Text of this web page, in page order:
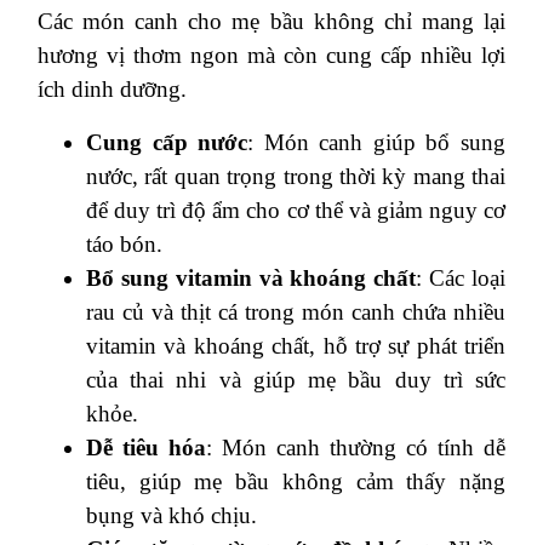
Các món canh cho mẹ bầu không chỉ mang lại
hương vị thơm ngon mà còn cung cấp nhiều lợi
ích dinh dưỡng.
Cung cấp nước: Món canh giúp bổ sung
nước, rất quan trọng trong thời kỳ mang thai
để duy trì độ ẩm cho cơ thể và giảm nguy cơ
táo bón.
Bổ sung vitamin và khoáng chất: Các loại
rau củ và thịt cá trong món canh chứa nhiều
vitamin và khoáng chất, hỗ trợ sự phát triển
của thai nhi và giúp mẹ bầu duy trì sức
khỏe.
Dễ tiêu hóa: Món canh thường có tính dễ
tiêu, giúp mẹ bầu không cảm thấy nặng
bụng và khó chịu.